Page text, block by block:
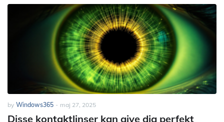
by Windows365 - maj 27, 2025
Disse kontaktlinser kan give dig perfekt